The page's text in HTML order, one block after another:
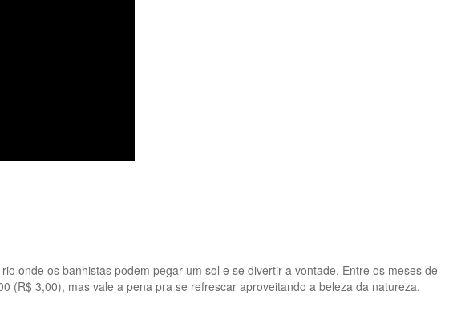
onde os banhistas podem pegar um sol e se divertir a vontade. Entre os meses de
(R$ 3,00), mas vale a pena pra se refrescar aproveitando a beleza da natureza.